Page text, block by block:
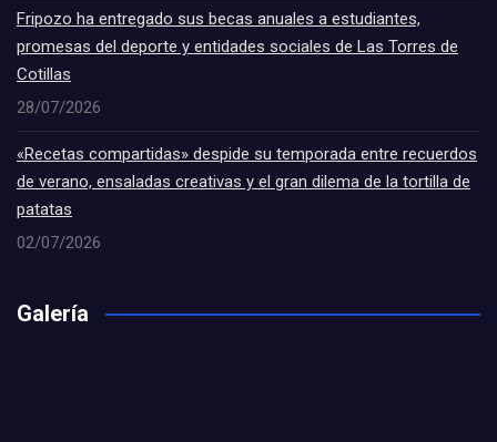
Fripozo ha entregado sus becas anuales a estudiantes,
promesas del deporte y entidades sociales de Las Torres de
Cotillas
28/07/2026
«Recetas compartidas» despide su temporada entre recuerdos
de verano, ensaladas creativas y el gran dilema de la tortilla de
patatas
02/07/2026
Galería